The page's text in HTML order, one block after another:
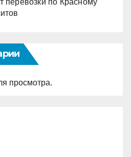
перевозки по Красному
просмотра.